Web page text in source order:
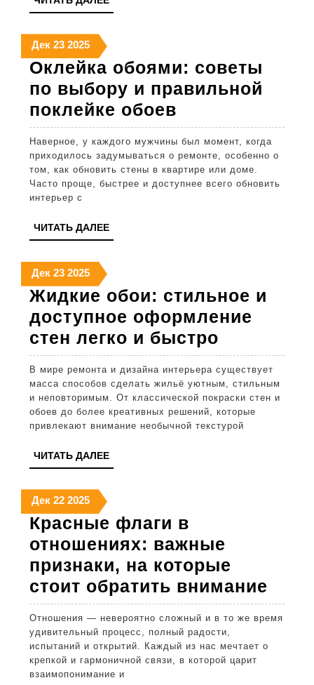
экспертов
ДАЛЕЕ
Дек23
декабря
2025
2323
декабря
2025
202523
декабря
2025
Оклейка обоями: советы
по выбору и правильной
поклейке обоев
обоями:
советы
по
выбору
Наверное, у каждого мужчины был момент, когда
приходилось задумываться о ремонте, особенно о
том, как обновить стены в квартире или доме.
Часто проще, быстрее и доступнее всего обновить
интерьер с
ЧИТАТЬ ДАЛЕЕЧИТАТЬ
ДАЛЕЕ
Дек23
декабря
2025
2323
декабря
2025
202523
декабря
2025
Жидкие обои: стильное и
доступное оформление
стен легко и быстро
обои:
стильное
и
В мире ремонта и дизайна интерьера существует
масса способов сделать жильё уютным, стильным
и неповторимым. От классической покраски стен и
обоев до более креативных решений, которые
привлекают внимание необычной текстурой
ЧИТАТЬ ДАЛЕЕЧИТАТЬ
ДАЛЕЕ
Дек22
декабря
2025
2222
декабря
2025
202522
декабря
2025
Красные флаги в
отношениях: важные
признаки, на которые
стоит обратить внимание
в
Отношения — невероятно сложный и в то же время
удивительный процесс, полный радости,
испытаний и открытий. Каждый из нас мечтает о
крепкой и гармоничной связи, в которой царит
взаимопонимание и